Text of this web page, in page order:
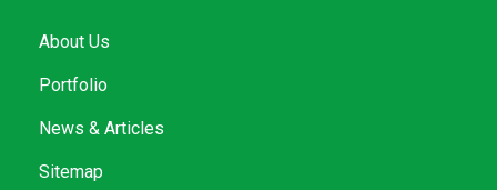
About Us
Portfolio
News & Articles
Sitemap